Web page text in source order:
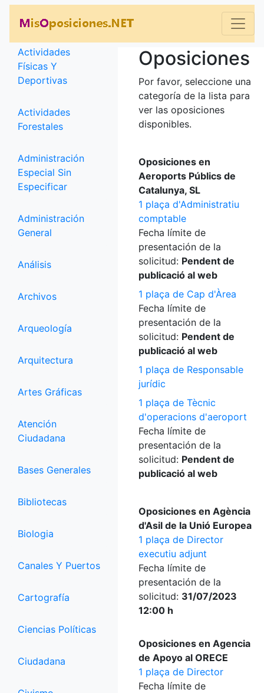
Categorías
Actividades
Físicas Y
Deportivas
Actividades
Forestales
Administración
Especial Sin
Especificar
Administración
General
Análisis
Archivos
Arqueología
Arquitectura
Artes Gráficas
Atención
Ciudadana
Bases Generales
Bibliotecas
Biologia
Canales Y Puertos
Cartografía
Ciencias Políticas
Ciudadana
Oposiciones
Por favor, seleccione una
categoría de la lista para
ver las oposiciones
disponibles.
Oposiciones en
Aeroports Públics de
Catalunya, SL
1 plaça d'Administratiu
comptable
Fecha límite de
presentación de la
solicitud: Pendent de
publicació al web
1 plaça de Cap d'Àrea
Fecha límite de
presentación de la
solicitud: Pendent de
publicació al web
1 plaça de Responsable
jurídic
1 plaça de Tècnic
d'operacions d'aeroport
Fecha límite de
presentación de la
solicitud: Pendent de
publicació al web
Oposiciones en Agència
d'Asil de la Unió Europea
1 plaça de Director
executiu adjunt
Fecha límite de
presentación de la
solicitud: 31/07/2023
12:00 h
Oposiciones en Agencia
de Apoyo al ORECE
1 plaça de Director
Fecha límite de